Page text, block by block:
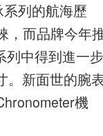
列的航海歷
，而品牌今年
列中得到進一步
。新面世的腕
機